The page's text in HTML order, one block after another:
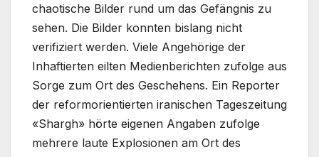
chaotische Bilder rund um das Gefängnis zu
sehen. Die Bilder konnten bislang nicht
verifiziert werden. Viele Angehörige der
Inhaftierten eilten Medienberichten zufolge aus
Sorge zum Ort des Geschehens. Ein Reporter
der reformorientierten iranischen Tageszeitung
«Shargh» hörte eigenen Angaben zufolge
mehrere laute Explosionen am Ort des